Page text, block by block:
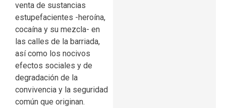
venta de sustancias
estupefacientes -heroína,
cocaína y su mezcla- en
las calles de la barriada,
así como los nocivos
efectos sociales y de
degradación de la
convivencia y la seguridad
común que originan.